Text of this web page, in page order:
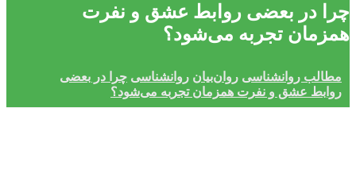
چرا در بعضی روابط عشق و نفرت
همزمان تجربه می‌شود؟
مطالب روانشناسی روان‌بیان روانشناسی چرا در بعضی
روابط عشق و نفرت همزمان تجربه می‌شود؟